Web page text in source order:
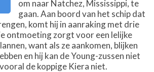
om naar Natchez, Mississippi, te
gaan. Aan boord van het schip dat
komt hij in aanraking met drie
ontmoeting zorgt voor een lelijke
want als ze aankomen, blijken
en hij kan de Young-zussen niet
de koppige Kiera niet.